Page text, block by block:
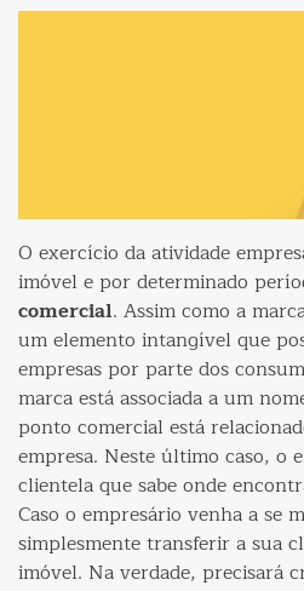
O exercício da atividade
imóvel e por determinado
comercial. Assim como a
um elemento intangível que
empresas por parte dos
marca está associada a um
ponto comercial está
empresa. Neste último caso, o
clientela que sabe onde
Caso o empresário venha a se
simplesmente transferir a sua
imóvel. Na verdade, precisará